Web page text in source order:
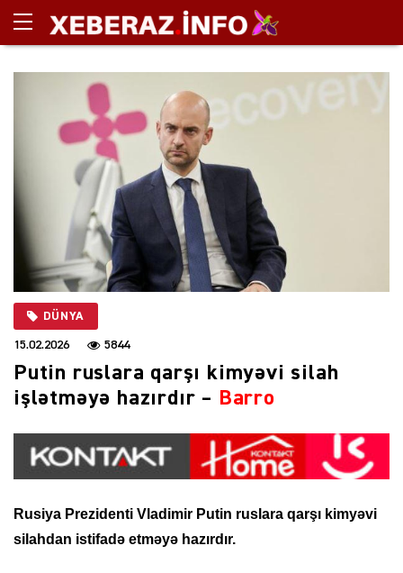
DÜNYA
15.02.2026 5844
Putin ruslara qarşı kimyəvi silah
işlətməyə hazırdır – Barro
Rusiya Prezidenti Vladimir Putin ruslara qarşı kimyəvi
silahdan istifadə etməyə hazırdır.